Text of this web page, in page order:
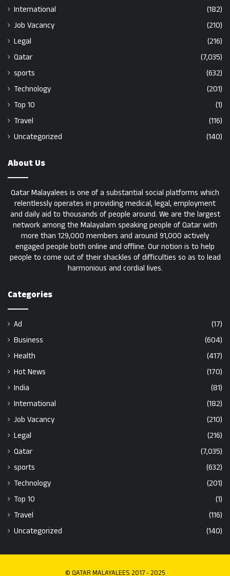
International
(182)
Job Vacancy
(210)
Legal
(216)
Qatar
(7,035)
sports
(632)
Technology
(201)
Top 10
(1)
Travel
(116)
Uncategorized
(140)
About Us
Qatar Malayalees is one of a substantial social platforms which
relentlessly operates in providing medical, legal, employment
and daily aid to thousands of people around. We are the largest
network among the Malayalam speaking people of Qatar with
more than 129,000 members and around 91,000 actively
engaged people both online and offline. Our notion is to help
people to come out of their shackles of difficulties so as to lead
harmonious and cordial lives.
Categories
Ad
(17)
Business
(604)
Health
(417)
Hot News
(170)
India
(81)
International
(182)
Job Vacancy
(210)
Legal
(216)
Qatar
(7,035)
sports
(632)
Technology
(201)
Top 10
(1)
Travel
(116)
Uncategorized
(140)
© QATAR MALAYALEES 2017 - 2025